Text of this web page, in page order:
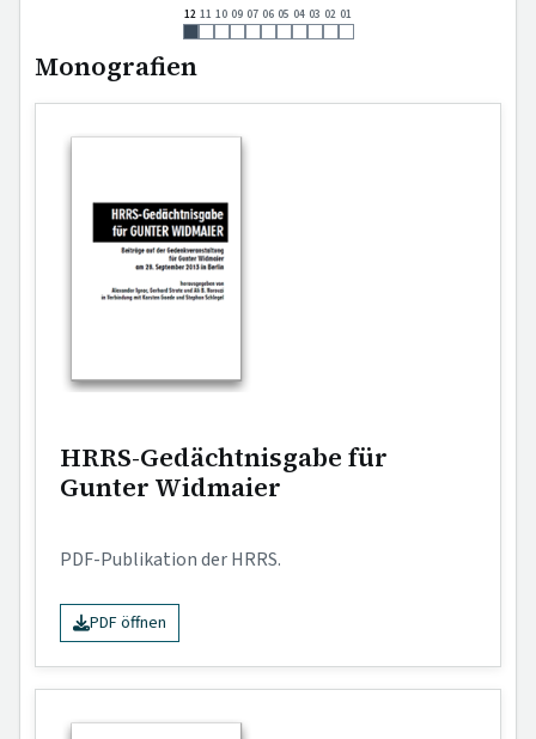
12 11 10 09 07 06 05 04 03 02 01
Monografien
HRRS-Gedächtnisgabe für
Gunter Widmaier
PDF-Publikation der HRRS.
PDF öffnen